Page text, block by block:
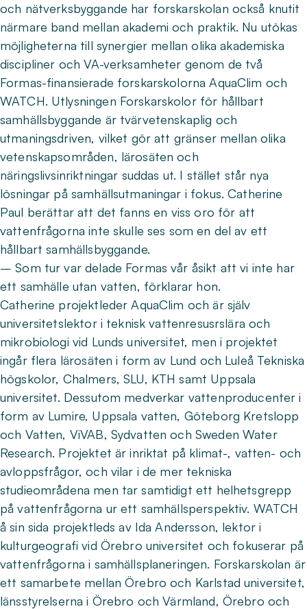
och nätverksbyggande har forskarskolan också knutit
närmare band mellan akademi och praktik. Nu utökas
möjligheterna till synergier mellan olika akademiska
discipliner och VA-verksamheter genom de två
Formas-finansierade forskarskolorna AquaClim och
WATCH. Utlysningen Forskarskolor för hållbart
samhällsbyggande är tvärvetenskaplig och
utmaningsdriven, vilket gör att gränser mellan olika
vetenskapsområden, lärosäten och
näringslivsinriktningar suddas ut. I stället står nya
lösningar på samhällsutmaningar i fokus. Catherine
Paul berättar att det fanns en viss oro för att
vattenfrågorna inte skulle ses som en del av ett
hållbart samhällsbyggande.
– Som tur var delade Formas vår åsikt att vi inte har
ett samhälle utan vatten, förklarar hon.
Catherine projektleder AquaClim och är själv
universitetslektor i teknisk vattenresusrslära och
mikrobiologi vid Lunds universitet, men i projektet
ingår flera lärosäten i form av Lund och Luleå Tekniska
högskolor, Chalmers, SLU, KTH samt Uppsala
universitet. Dessutom medverkar vattenproducenter i
form av Lumire, Uppsala vatten, Göteborg Kretslopp
och Vatten, ViVAB, Sydvatten och Sweden Water
Research. Projektet är inriktat på klimat-, vatten- och
avloppsfrågor, och vilar i de mer tekniska
studieområdena men tar samtidigt ett helhetsgrepp
på vattenfrågorna ur ett samhällsperspektiv. WATCH
å sin sida projektleds av Ida Andersson, lektor i
kulturgeografi vid Örebro universitet och fokuserar på
vattenfrågorna i samhällsplaneringen. Forskarskolan är
ett samarbete mellan Örebro och Karlstad universitet,
länsstyrelserna i Örebro och Värmland, Örebro och